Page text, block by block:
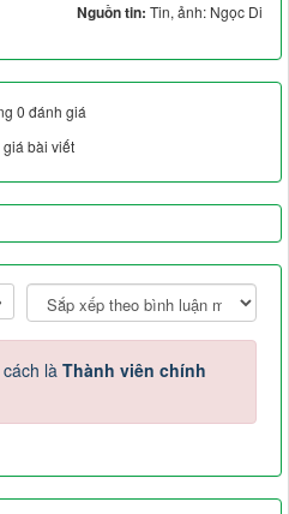
Nguồn tin: Tin, ảnh: Ngọc Di
0 đánh giá
bài viết
là Thành viên chính